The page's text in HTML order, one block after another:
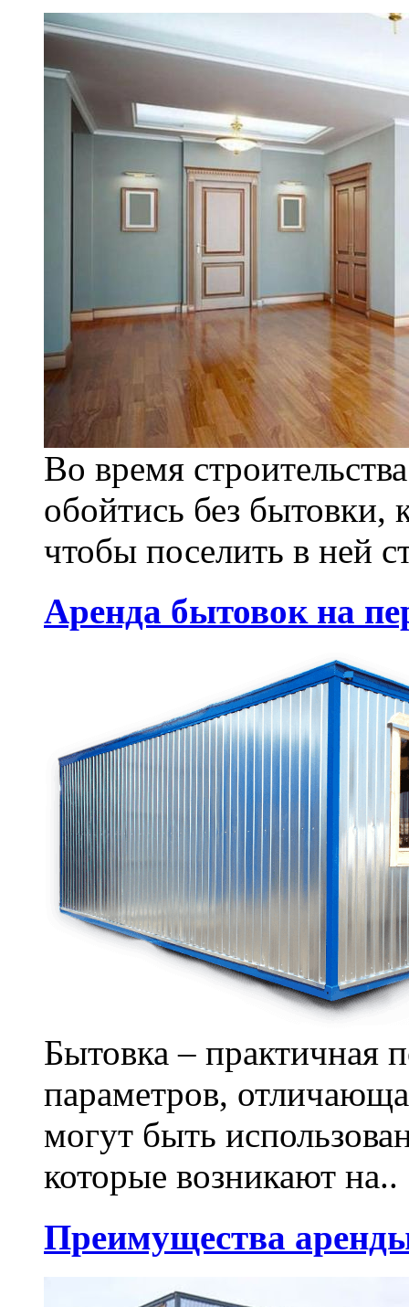
Во время
обойтись без бытовки,
чтобы поселить в ней
Аренда бытовок на
Бытовка – практичная
параметров,
могут быть
которые возникают на..
Преимущества